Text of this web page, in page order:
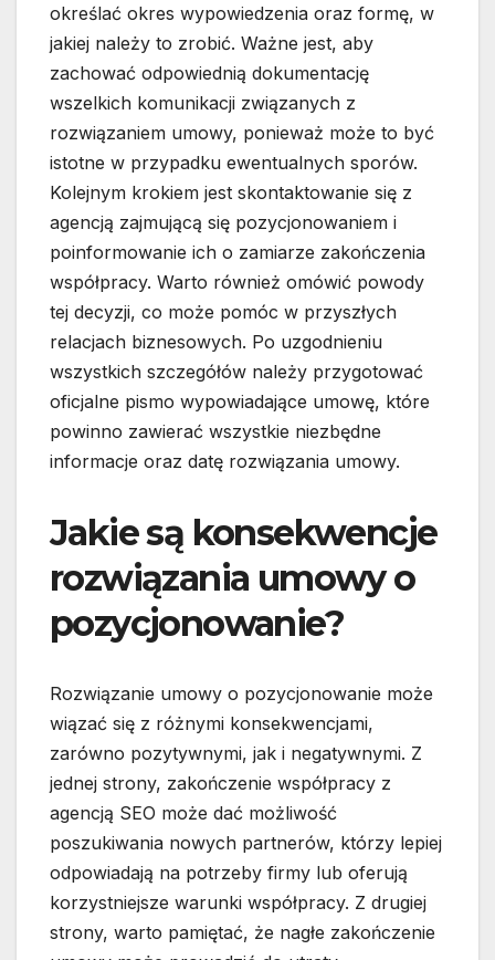
określać okres wypowiedzenia oraz formę, w
jakiej należy to zrobić. Ważne jest, aby
zachować odpowiednią dokumentację
wszelkich komunikacji związanych z
rozwiązaniem umowy, ponieważ może to być
istotne w przypadku ewentualnych sporów.
Kolejnym krokiem jest skontaktowanie się z
agencją zajmującą się pozycjonowaniem i
poinformowanie ich o zamiarze zakończenia
współpracy. Warto również omówić powody
tej decyzji, co może pomóc w przyszłych
relacjach biznesowych. Po uzgodnieniu
wszystkich szczegółów należy przygotować
oficjalne pismo wypowiadające umowę, które
powinno zawierać wszystkie niezbędne
informacje oraz datę rozwiązania umowy.
Jakie są konsekwencje
rozwiązania umowy o
pozycjonowanie?
Rozwiązanie umowy o pozycjonowanie może
wiązać się z różnymi konsekwencjami,
zarówno pozytywnymi, jak i negatywnymi. Z
jednej strony, zakończenie współpracy z
agencją SEO może dać możliwość
poszukiwania nowych partnerów, którzy lepiej
odpowiadają na potrzeby firmy lub oferują
korzystniejsze warunki współpracy. Z drugiej
strony, warto pamiętać, że nagłe zakończenie